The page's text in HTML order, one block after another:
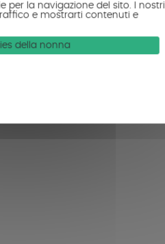
per la navigazione del sito. I nostri
e mostrarti contenuti e
della nonna